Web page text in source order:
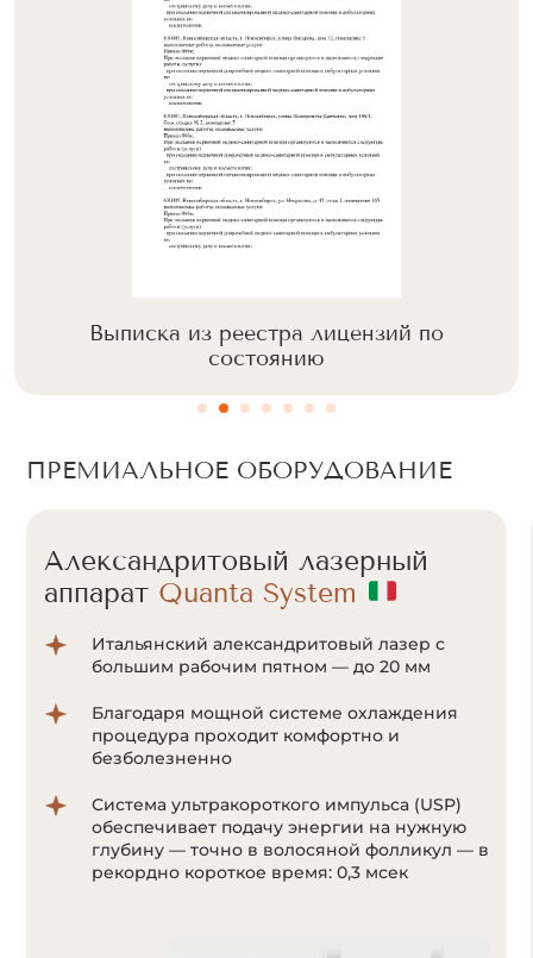
Выписка из реестра лицензий по
состоянию
ПРЕМИАЛЬНОЕ ОБОРУДОВАНИЕ
Александритовый лазерный
аппарат Cunosure Apogee+
Отсутствие болевых ощущений за счет
мощной системы охлаждения Zimmer;
Система ультракороткого импульса
позволяет воздействовать на волоски даже
с минимальным количеством пигмента